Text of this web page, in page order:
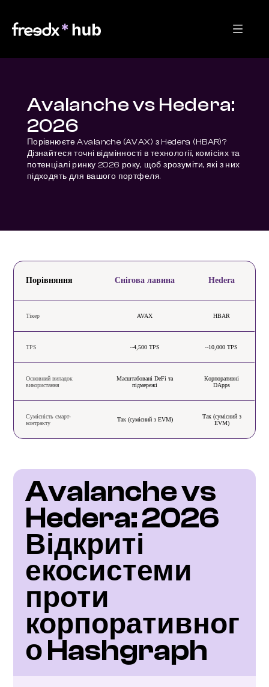
Avalanche vs Hedera:
2026
Порівнюєте Avalanche (AVAX) з Hedera (HBAR)?
Дізнайтеся точні відмінності в технології, комісіях та
потенціалі ринку 2026 року, щоб зрозуміти, які з них
підходять для вашого портфеля.
Порівняння Снігова лавина Hedera
Тікер AVAX HBAR
TPS ~4,500 TPS ~10,000 TPS
Основний випадок
використання
Масштабовані DeFi та
підмережі
Корпоративні
DApps
Сумісність смарт-
контракту
Так (сумісний з EVM)
Так (сумісний з
EVM)
Avalanche vs
Hedera: 2026
Відкриті
екосистеми
проти
корпоративног
о Hashgraph